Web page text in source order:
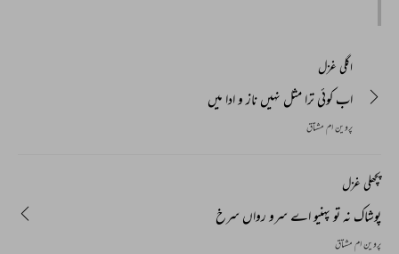
اگلی غزل
اب کوئی ترا مثل نہیں ناز و ادا میں
پروین ام مشتاق
پچھلی غزل
پوشاک نہ تو پہنیو اے سرو رواں سرخ
پروین ام مشتاق